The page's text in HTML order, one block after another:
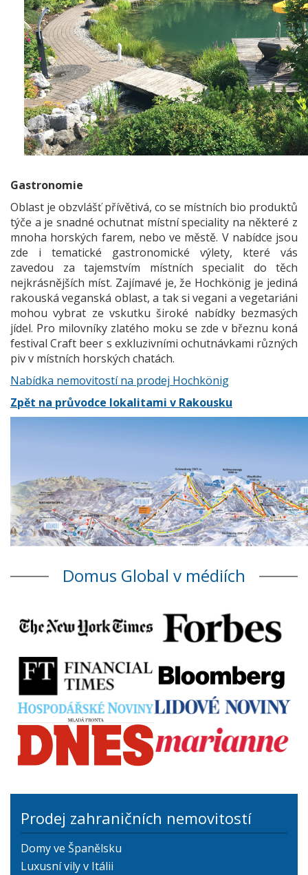
Gastronomie
Oblast je obzvlášť přívětivá, co se místních bio produktů
týče a je snadné ochutnat místní speciality na některé z
mnoha horských farem, nebo ve městě. V nabídce jsou
zde i tematické gastronomické výlety, které vás
zavedou za tajemstvím místních specialit do těch
nejkrásnějších míst. Zajímavé je, že Hochkönig je jediná
rakouská veganská oblast, a tak si vegani a vegetariáni
mohou vybrat ze vskutku široké nabídky bezmasých
jídel. Pro milovníky zlatého moku se zde v březnu koná
festival Craft beer s exkluzivními ochutnávkami různých
piv v místních horských chatách.
Nabídka nemovitostí na prodej Hochkönig
Zpět na průvodce lokalitami v Rakousku
Domus Global v médiích
Prodej zahraničních nemovitostí
Domy ve Španělsku
Luxusní vily v Itálii